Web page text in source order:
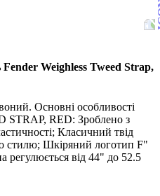
Weighless Tweed Strap,
Основні особливості
RED: Зроблено з
Класичний твід
стилю; Шкіряний логотип F"
від 44" до 52.5